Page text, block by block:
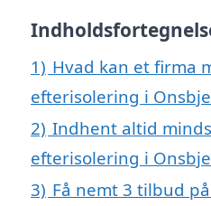
1) Hvad kan et firma
efterisolering i
2) Indhent altid
efterisolering i
3) Få nemt 3 tilbud